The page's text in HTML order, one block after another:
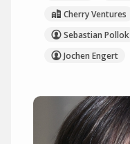
Cherry Ventures
Sebastian Pollok
Jochen Engert